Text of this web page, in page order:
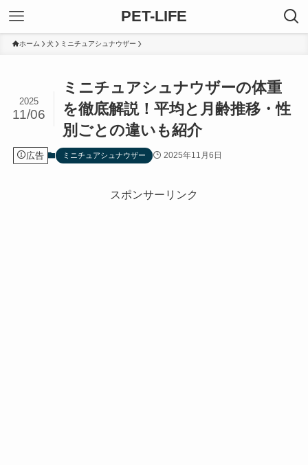
PET-LIFE
ホーム 犬 ミニチュアシュナウザー
ミニチュアシュナウザーの体重
を徹底解説！平均と月齢推移・性
別ごとの違いも紹介
2025
11/06
広告 ミニチュアシュナウザー 2025年11月6日
スポンサーリンク